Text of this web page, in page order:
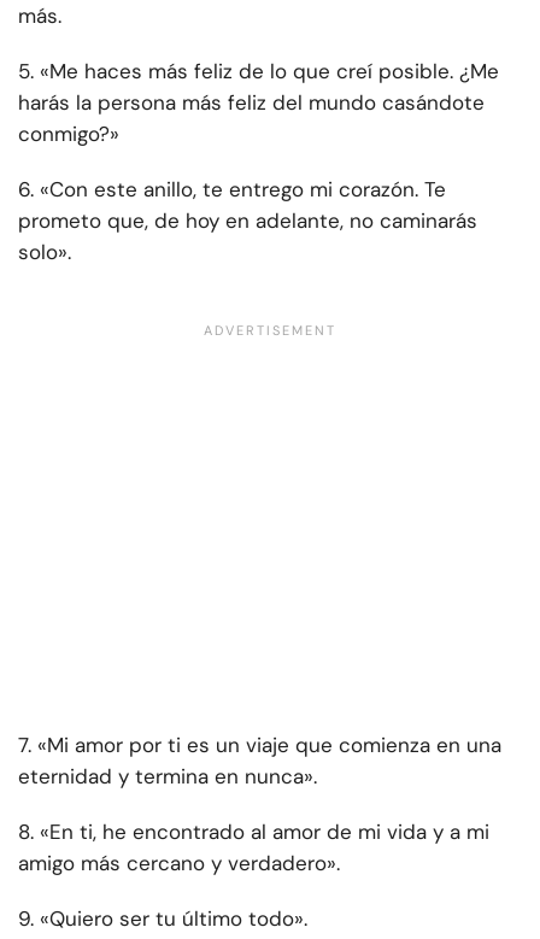
más.
5. «Me haces más feliz de lo que creí posible. ¿Me
harás la persona más feliz del mundo casándote
conmigo?»
6. «Con este anillo, te entrego mi corazón. Te
prometo que, de hoy en adelante, no caminarás
solo».
7. «Mi amor por ti es un viaje que comienza en una
eternidad y termina en nunca».
8. «En ti, he encontrado al amor de mi vida y a mi
amigo más cercano y verdadero».
9. «Quiero ser tu último todo».